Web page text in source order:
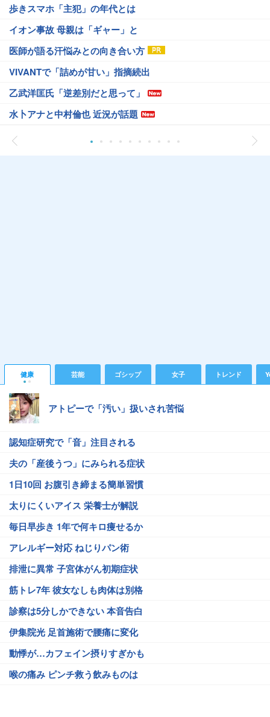
歩きスマホ「主犯」の年代とは
イオン事故 母親は「ギャー」と
医師が語る汗悩みとの向き合い方
VIVANTで「詰めが甘い」指摘続出
乙武洋匡氏「逆差別だと思って」
水卜アナと中村倫也 近況が話題
健康 芸能 ゴシップ 女子 トレンド
アトピーで「汚い」扱いされ苦悩
認知症研究で「音」注目される
夫の「産後うつ」にみられる症状
1日10回 お腹引き締まる簡単習慣
太りにくいアイス 栄養士が解説
毎日早歩き 1年で何キロ痩せるか
アレルギー対応 ねじりパン術
排泄に異常 子宮体がん初期症状
筋トレ7年 彼女なしも肉体は別格
診察は5分しかできない 本音告白
伊集院光 足首施術で腰痛に変化
動悸が…カフェイン摂りすぎかも
喉の痛み ピンチ救う飲みものは